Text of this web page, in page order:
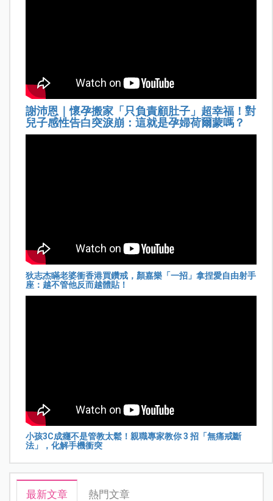
謝沛恩｜懷孕搬家「只負責顧肚子」超幸福！對
兒子感性告白突淚崩：這就是孕婦荷爾蒙嗎？
狄志杰瞞老婆衝香港買鑽戒，顏嘉樂「一招」拿捏愛自由射手
座：越不管他反而越體貼！
小孩3C成癮不是管教太鬆！親職專家教你 3 招「無痛戒斷
法」，化解手機衝突
最新文章 熱門文章